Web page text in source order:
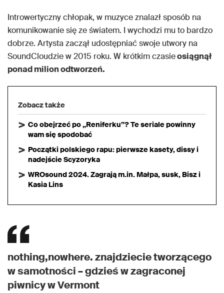
Introwertyczny chłopak, w muzyce znalazł sposób na
komunikowanie się ze światem. I wychodzi mu to bardzo
dobrze. Artysta zaczął udostępniać swoje utwory na
SoundCloudzie w 2015 roku. W krótkim czasieosiągnął
ponad milion odtworzeń.
Zobacz także
Co obejrzeć po „Reniferku”? Te seriale powinny
wam się spodobać
Początki polskiego rapu: pierwsze kasety, dissy i
nadejście Scyzoryka
WROsound 2024. Zagrają m.in. Małpa, susk, Bisz i
Kasia Lins
nothing,nowhere. znajdziecie tworzącego
w samotności – gdzieś w zagraconej
piwnicy w Vermont